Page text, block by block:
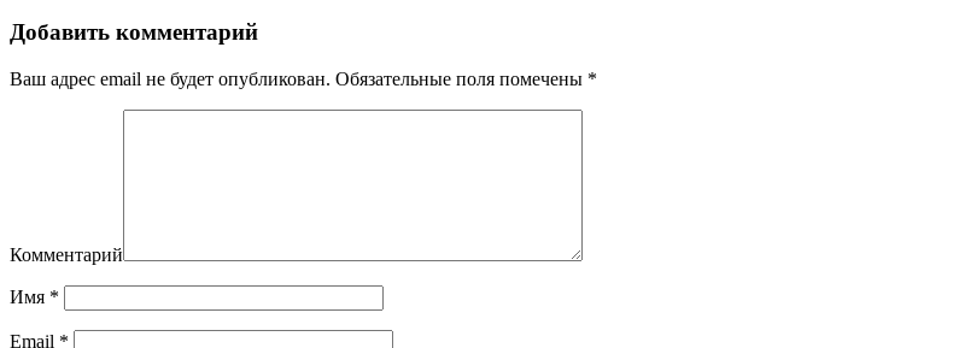
Добавить комментарий
Ваш адрес email не будет опубликован. Обязательные поля помечены *
Комментарий
Имя *
Email *